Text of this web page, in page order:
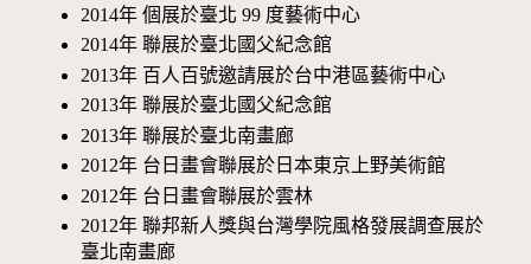
2014年 個展於臺北 99 度藝術中心
2014年 聯展於臺北國父紀念館
2013年 百人百號邀請展於台中港區藝術中心
2013年 聯展於臺北國父紀念館
2013年 聯展於臺北南畫廊
2012年 台日畫會聯展於日本東京上野美術館
2012年 台日畫會聯展於雲林
2012年 聯邦新人獎與台灣學院風格發展調查展於
臺北南畫廊